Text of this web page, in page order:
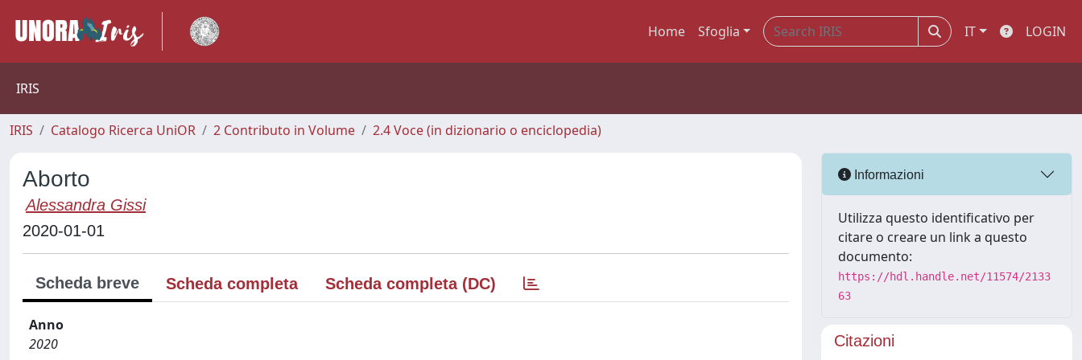
Home Sfoglia IT LOGIN
IRIS
IRIS Catalogo Ricerca UniOR 2 Contributo in Volume 2.4 Voce (in dizionario o enciclopedia)
Aborto
Alessandra Gissi
2020-01-01
Scheda breve Scheda completa Scheda completa (DC)
Anno
2020
Informazioni
Utilizza questo identificativo per
citare o creare un link a questo
documento:
https://hdl.handle.net/11574/2133
63
Citazioni